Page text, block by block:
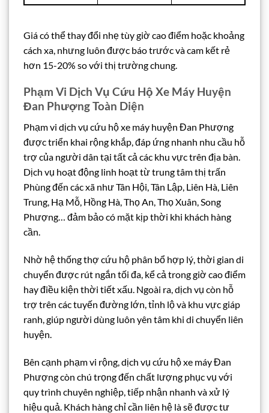
Giá có thể thay đổi nhẹ tùy giờ cao điểm hoặc khoảng
cách xa, nhưng luôn được báo trước và cam kết rẻ
hơn 15-20% so với thị trường chung.
Phạm Vi Dịch Vụ Cứu Hộ Xe Máy Huyện
Đan Phượng Toàn Diện
Phạm vi dịch vụ cứu hộ xe máy huyện Đan Phượng
được triển khai rộng khắp, đáp ứng nhanh nhu cầu hỗ
trợ của người dân tại tất cả các khu vực trên địa bàn.
Dịch vụ hoạt động linh hoạt từ trung tâm thị trấn
Phùng đến các xã như Tân Hội, Tân Lập, Liên Hà, Liên
Trung, Hạ Mỗ, Hồng Hà, Thọ An, Thọ Xuân, Song
Phượng… đảm bảo có mặt kịp thời khi khách hàng
cần.
Nhờ hệ thống thợ cứu hộ phân bổ hợp lý, thời gian di
chuyển được rút ngắn tối đa, kể cả trong giờ cao điểm
hay điều kiện thời tiết xấu. Ngoài ra, dịch vụ còn hỗ
trợ trên các tuyến đường lớn, tỉnh lộ và khu vực giáp
ranh, giúp người dùng luôn yên tâm khi di chuyển liên
huyện.
Bên cạnh phạm vi rộng, dịch vụ cứu hộ xe máy Đan
Phượng còn chú trọng đến chất lượng phục vụ với
quy trình chuyên nghiệp, tiếp nhận nhanh và xử lý
hiệu quả. Khách hàng chỉ cần liên hệ là sẽ được tư